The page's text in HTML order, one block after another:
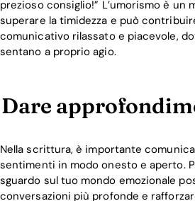
prezioso consiglio!” L’umorismo è un
superare la timidezza e può
comunicativo rilassato e piacevole,
sentano a proprio agio.
Dare
Nella scrittura, è importante
sentimenti in modo onesto e aperto.
sguardo sul tuo mondo emozionale
conversazioni più profonde e